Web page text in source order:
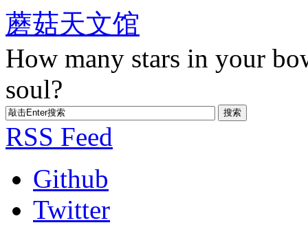
蘑菇天文馆
How many stars in your
soul?
RSS Feed
Github
Twitter